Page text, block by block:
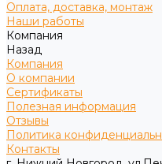
Оплата, доставка, монтаж
Наши работы
Компания
Назад
Компания
О компании
Сертификаты
Полезная информация
Отзывы
Политика
Контакты